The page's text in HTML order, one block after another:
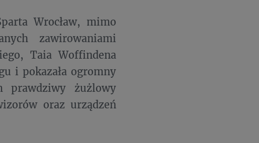
Wrocław, mimo
zawirowaniami
Taia Woffindena
i pokazała ogromny
prawdziwy żużlowy
oraz urządzeń